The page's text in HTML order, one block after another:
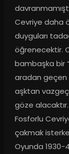
Cevriye daha
duyguları
öğrenecektir.
bambaşka bir
aradan geçen
aşktan
göze
Fosforlu
çakmak
Oyunda 1930-